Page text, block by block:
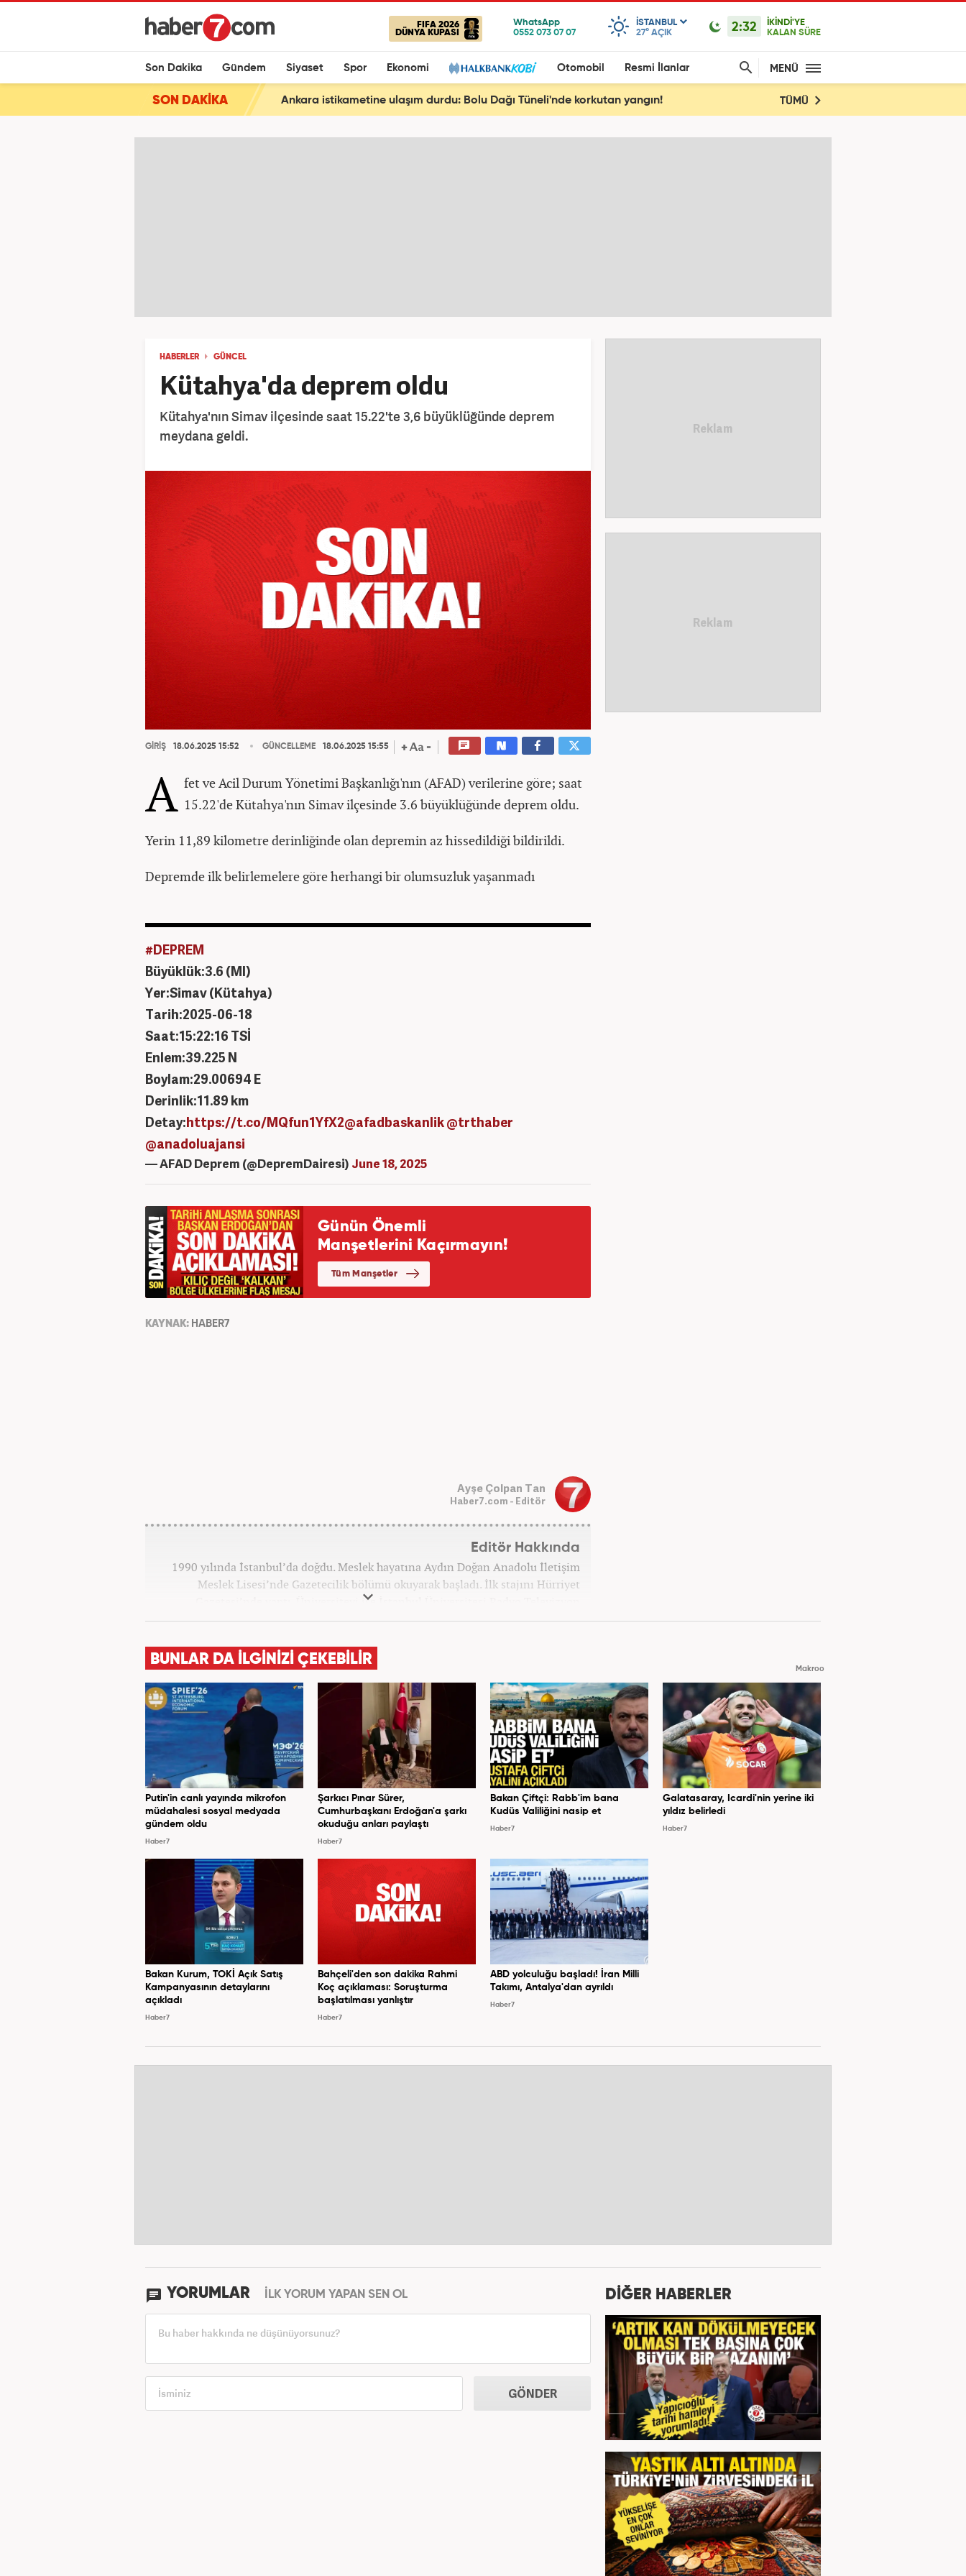
FIFA 2026
DÜNYA KUPASI
ISTANBUL
27° AÇIK 2:32
İKİNDİ'YE
KALAN SÜRE
Son Dakika Gündem Siyaset Spor Ekonomi Otomobil Resmi İlanlar MENÜ
SON DAKİKA Ankara istikametine ulaşım durdu: Bolu Dağı Tüneli'nde korkutan yangın! TÜMÜ
HABERLER GÜNCEL
Kütahya'da deprem oldu
Kütahya'nın Simav ilçesinde saat 15.22'te 3,6 büyüklüğünde deprem
meydana geldi.
GİRİŞ 18.06.2025 15:52 GÜNCELLEME 18.06.2025 15:55
A fet ve Acil Durum Yönetimi Başkanlığı'nın (AFAD) verilerine göre; saat
15.22'de Kütahya'nın Simav ilçesinde 3.6 büyüklüğünde deprem oldu.
Yerin 11,89 kilometre derinliğinde olan depremin az hissedildiği bildirildi.
Depremde ilk belirlemelere göre herhangi bir olumsuzluk yaşanmadı
#DEPREM
Büyüklük:3.6 (Ml)
Yer:Simav (Kütahya)
Tarih:2025-06-18
Saat:15:22:16 TSİ
Enlem:39.225 N
Boylam:29.00694 E
Derinlik:11.89 km
Detay:https://t.co/MQfun1YfX2@afadbaskanlik@trthaber
@anadoluajansi
— AFAD Deprem (@DepremDairesi) June 18, 2025
KAYNAK: HABER7
Ayşe Çolpan Tan
Haber7.com - Editör
Editör Hakkında
1990 yılında İstanbul’da doğdu. Meslek hayatına Aydın Doğan Anadolu İletişim
Meslek Lisesi’nde Gazetecilik bölümü okuyarak başladı. İlk stajını Hürriyet
Gazetesi’nde yaptı. Üniversiteyi ise İstanbul Üniversitesi Radyo Televizyon
Yayımcılığı bölümünde tamamladı. 2009 yılında Milliyet Gazetesi’nde internet
televizyon bulunmaktadır. Meslek hayatına Haber7.com’da “Gündem Editörü”
olarak devam etmektedir. Evli ve 2 çocuk annesidir.
BUNLAR DA İLGİNİZİ ÇEKEBİLİR
Makroo
Putin'in canlı yayında mikrofon
müdahalesi sosyal medyada
gündem oldu
Haber7
Şarkıcı Pınar Sürer,
Cumhurbaşkanı Erdoğan'a şarkı
okuduğu anları paylaştı
Haber7
Bakan Çiftçi: Rabb'im bana
Kudüs Valiliğini nasip et
Haber7
Galatasaray, Icardi'nin yerine iki
yıldız belirledi
Haber7
Bakan Kurum, TOKİ Açık Satış
Kampanyasının detaylarını
açıkladı
Haber7
Bahçeli'den son dakika Rahmi
Koç açıklaması: Soruşturma
başlatılması yanlıştır
Haber7
ABD yolculuğu başladı! İran Milli
Takımı, Antalya'dan ayrıldı
Haber7
YORUMLAR İLK YORUM YAPAN SEN OL
GÖNDER
DİĞER HABERLER